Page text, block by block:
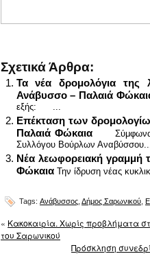
Σχετικά Άρθρα:
Τα νέα δρομολόγια της
Ανάβυσσο – Παλαιά
εξής: ...
Επέκταση των
Παλαιά Φώκαια
Συλλόγου Βούρλων
Νέα λεωφορειακή
Φώκαια
Την ίδρυση νέας
Tags: Ανάβυσσος Δήμος Σαρωνικού
« Κακοκαιρία. Χωρίς προβλήματα
του Σαρωνικού
Πρόσκληση